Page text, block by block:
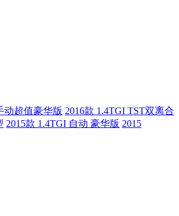
动超值豪华版 2016款 1.4TGI TST双离合
2015款 1.4TGI 自动 豪华版 2015